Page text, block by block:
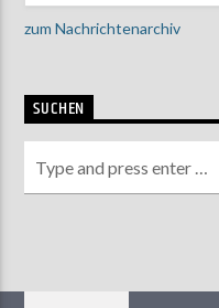
zum Nachrichtenarchiv
SUCHEN